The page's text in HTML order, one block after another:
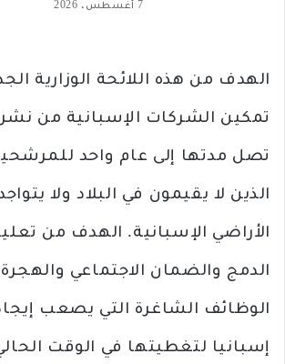
7 أغسطس، 2026
الهدف من هذه اللائحة الوزارية
تمكين الشركات الإسبانية من
تصل مدتها إلى عام واحد
الذين لا يقيمون في البلاد ولا
الأراضي الإسبانية. الهدف من
الدمج والضمان الاجتماعي
الوظائف الشاغرة التي يصعب
إسبانيا لتغطيتها في الوقت